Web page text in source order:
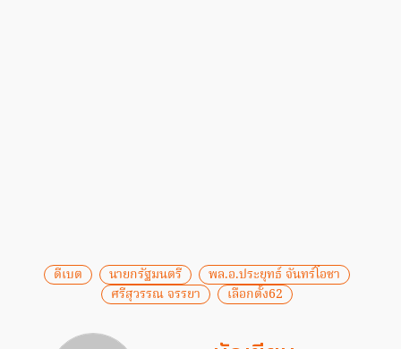
ดีเบต นายกรัฐมนตรี
พล.อ.ประยุทธ์ จันทร์โอชา
ศรีสุวรรณ จรรยา
เลือกตั้ง62